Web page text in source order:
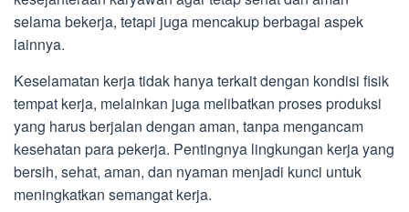
selama bekerja, tetapi juga mencakup berbagai aspek
lainnya.
Keselamatan kerja tidak hanya terkait dengan kondisi fisik
tempat kerja, melainkan juga melibatkan proses produksi
yang harus berjalan dengan aman, tanpa mengancam
kesehatan para pekerja. Pentingnya lingkungan kerja yang
bersih, sehat, aman, dan nyaman menjadi kunci untuk
meningkatkan semangat kerja.